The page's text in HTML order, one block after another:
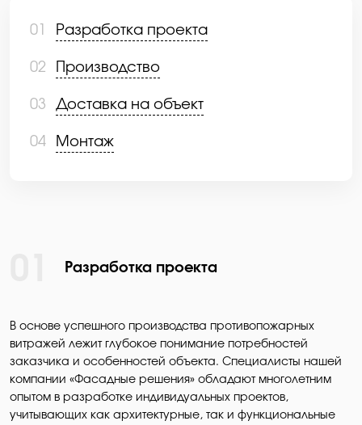
01 Разработка проекта
02 Производство
03 Доставка на объект
04 Монтаж
Разработка проекта
В основе успешного производства противопожарных
витражей лежит глубокое понимание потребностей
заказчика и особенностей объекта. Специалисты нашей
компании «Фасадные решения» обладают многолетним
опытом в разработке индивидуальных проектов,
учитывающих как архитектурные, так и функциональные